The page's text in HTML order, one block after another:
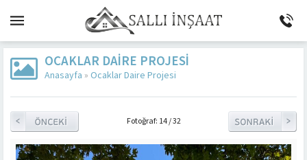
OCAKLAR DAIRE PROJESI
Anasayfa » Ocaklar Daire Projesi
Fotoğraf: 14 / 32